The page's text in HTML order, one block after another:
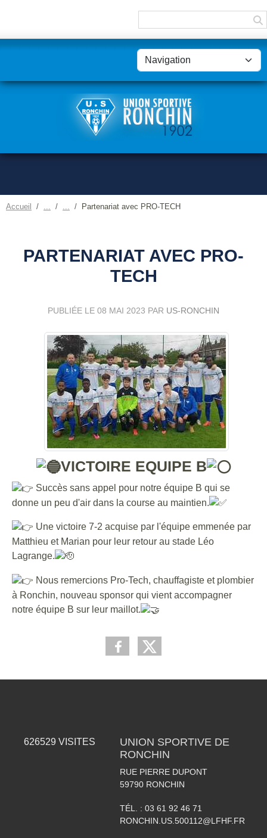
Accueil Partenariat avec PRO-TECH
PARTENARIAT AVEC PRO-
TECH
PUBLIÉE LE 08 MAI 2023 PAR US-RONCHIN
VICTOIRE EQUIPE B
Succès sans appel pour notre équipe B qui se
donne un peu d'air dans la course au maintien.
Une victoire 7-2 acquise par l'équipe emmenée par
Matthieu et Marian pour leur retour au stade Léo
Lagrange.
Nous remercions Pro-Tech, chauffagiste et plombier
à Ronchin, nouveau sponsor qui vient accompagner
notre équipe B sur leur maillot.
626529 VISITES
UNION SPORTIVE DE
RONCHIN
RUE PIERRE DUPONT
59790 RONCHIN
TÉL. : 03 61 92 46 71
RONCHIN.US.500112@LFHF.FR